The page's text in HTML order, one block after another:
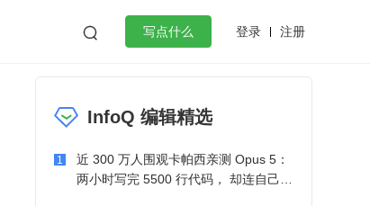
 写点什么 登录 注册
微服务架构 flutter
InfoQ 编辑精选
1
近 300 万人围观卡帕西亲测 Opus 5：
两小时写完 5500 行代码， 却连自己写